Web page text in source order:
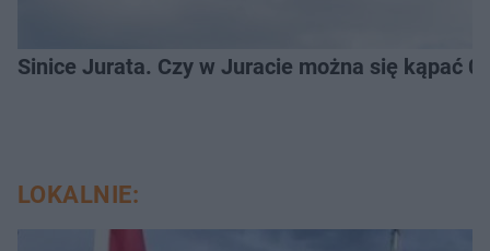
Sinice Jurata. Czy w Juracie można się kąpać
LOKALNIE: